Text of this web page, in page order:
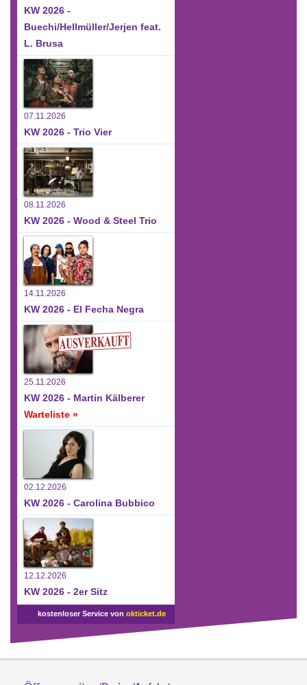
KW 2026 -
Buechi/Hellmüller/Jerjen feat.
L. Brusa
07.11.2026
KW 2026 - Trio Vier
08.11.2026
KW 2026 - Wood & Steel Trio
14.11.2026
KW 2026 - El Fecha Negra
25.11.2026
KW 2026 - Martin Kälberer
Warteliste »
02.12.2026
KW 2026 - Carolina Bubbico
12.12.2026
KW 2026 - 2er Sitz
kostenloser Service von okticket.de